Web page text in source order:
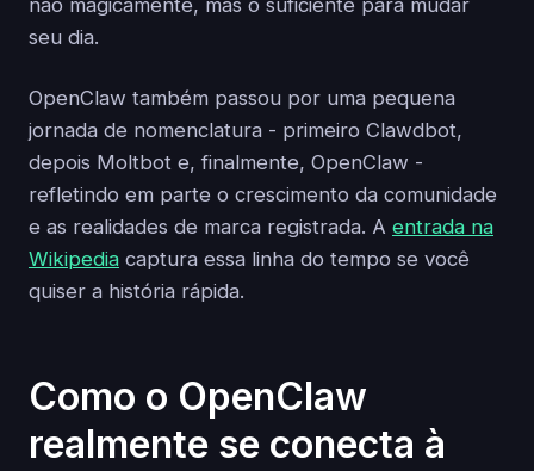
não magicamente, mas o suficiente para mudar
seu dia.
OpenClaw também passou por uma pequena
jornada de nomenclatura - primeiro Clawdbot,
depois Moltbot e, finalmente, OpenClaw -
refletindo em parte o crescimento da comunidade
e as realidades de marca registrada. A entrada na
Wikipedia captura essa linha do tempo se você
quiser a história rápida.
Como o OpenClaw
realmente se conecta à